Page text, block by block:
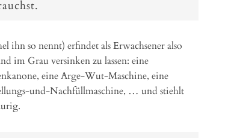
ihn so nennt) erfindet als Erwachsener also
im Grau versinken zu lassen: eine
eine Arge-Wut-Maschine, eine
und-Nachfüllmaschine, … und stiehlt